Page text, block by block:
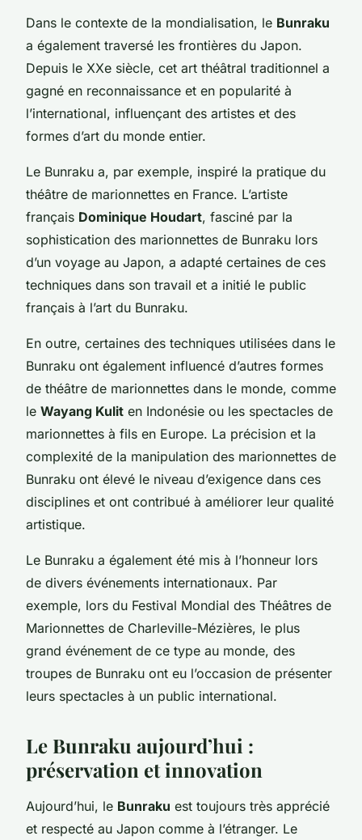
Dans le contexte de la mondialisation, le Bunraku
a également traversé les frontières du Japon.
Depuis le XXe siècle, cet art théâtral traditionnel a
gagné en reconnaissance et en popularité à
l’international, influençant des artistes et des
formes d’art du monde entier.
Le Bunraku a, par exemple, inspiré la pratique du
théâtre de marionnettes en France. L’artiste
français Dominique Houdart, fasciné par la
sophistication des marionnettes de Bunraku lors
d’un voyage au Japon, a adapté certaines de ces
techniques dans son travail et a initié le public
français à l’art du Bunraku.
En outre, certaines des techniques utilisées dans le
Bunraku ont également influencé d’autres formes
de théâtre de marionnettes dans le monde, comme
le Wayang Kulit en Indonésie ou les spectacles de
marionnettes à fils en Europe. La précision et la
complexité de la manipulation des marionnettes de
Bunraku ont élevé le niveau d’exigence dans ces
disciplines et ont contribué à améliorer leur qualité
artistique.
Le Bunraku a également été mis à l’honneur lors
de divers événements internationaux. Par
exemple, lors du Festival Mondial des Théâtres de
Marionnettes de Charleville-Mézières, le plus
grand événement de ce type au monde, des
troupes de Bunraku ont eu l’occasion de présenter
leurs spectacles à un public international.
Le Bunraku aujourd’hui :
préservation et innovation
Aujourd’hui, le Bunraku est toujours très apprécié
et respecté au Japon comme à l’étranger. Le